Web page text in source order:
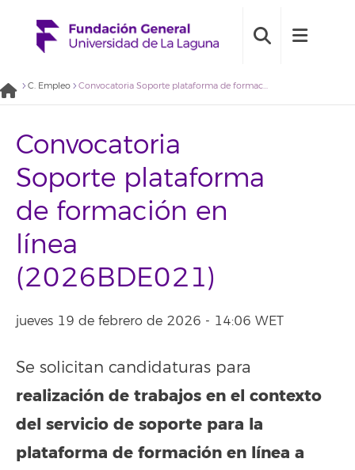
C. Empleo Convocatoria Soporte plataforma de formación en línea (2026BDE021)
Convocatoria
Soporte plataforma
de formación en
línea
(2026BDE021)
jueves 19 de febrero de 2026 - 14:06 WET
Se solicitan candidaturas para
realización de trabajos en el contexto
del servicio de soporte para la
plataforma de formación en línea a